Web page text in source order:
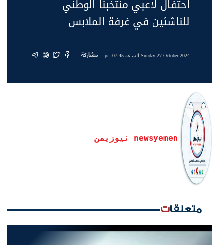
احتفال لاعبي منتخبنا الوطني
للناشئين في غرفة الملابس
Sunday 27 October 2024 الساعة 07:45 pm مشاركة
newsyemen نيوزيمن
متعلقات